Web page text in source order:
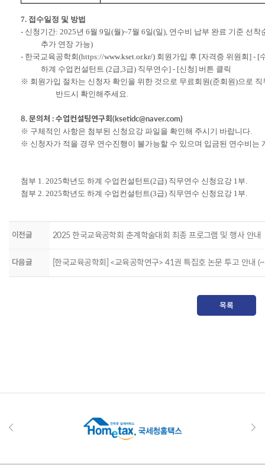
7. 접수일정 및 방법
- 신청기간: 2025년 6월 9일(월)~7월 6일(일), 연수비 납부 완료 기준 선착
추가 연장 가능)
- 한국교육공학회(https://www.kset.or.kr/) 회원가입 후 [자격증 위원회] - [
하계 수업컨설턴트 (2급 ,3급) 직무연수] - [신청] 버튼 클릭
※ 회원가입 절차는 신청자 확인을 위한 것으로 무료회원(준회원)으로
반드시 확인해주세요
8.문의처 :수업컨설팅연구회(ksetidc@naver.com)
※ 구체적인 사항은 첨부된 신청요강 파일을 확인해 주시기 바랍니다
※ 신청자가 적을 경우 연수진행이 불가능할 수 있으며 입금된 연수비는
첨부 1. 2025학년도 하계 수업컨설턴트(2급) 직무연수 신청요강 1 부
첨부 2. 2025학년도 하계 수업컨설턴트(3급) 직무연수 신청요강 1 부
이전글 2025 한국교육공학회 춘계학술대회 최종 프로그램 및 행사 안내
다음글 [한국교육공학회] <교육공학연구> 41권 특집호 논문 투고 안내
목록